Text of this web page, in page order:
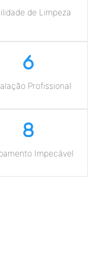
de Limpeza
Profissional
Impecável